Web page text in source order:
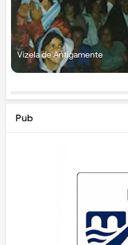
Vizela de Antigamente
Pub